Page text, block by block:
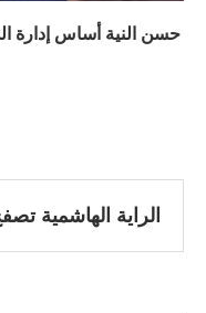
حسن النية أساس إدارة
الراية الهاشمية